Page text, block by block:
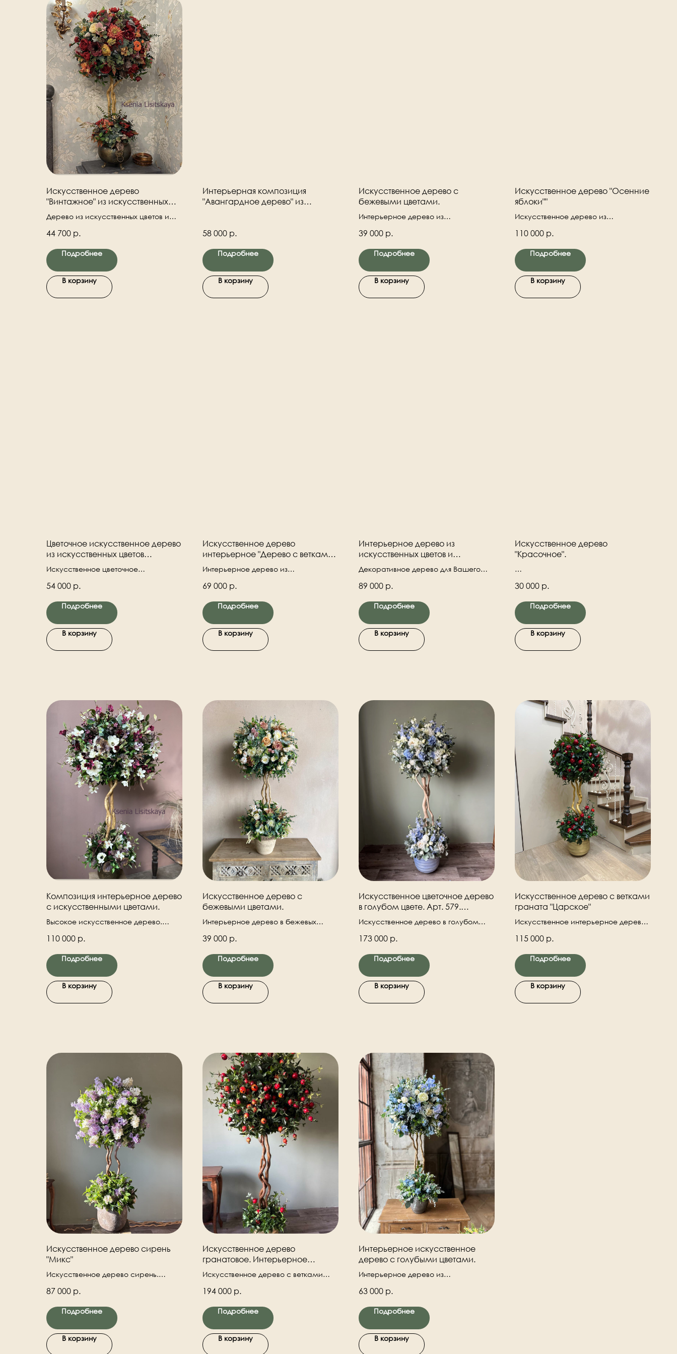
Искусственное дерево
"Винтажное" из искусственных
цветов. Декоративное дерево.
Дерево из искусственных цветов и
деревянный ствол.
44 700 р.
Подробнее
В корзину
Интерьерная композиция
"Авангардное дерево" из
58 000 р.
Подробнее
В корзину
Искусственное дерево с
бежевыми цветами.
Интерьерное дерево из
натуральный деревянный.
Украшение для дома.
39 000 р.
Подробнее
В корзину
Искусственное дерево "Осенние
яблоки""
Искусственное дерево из
натуральный деревянный ствол.
110 000 р.
Подробнее
В корзину
Цветочное искусственное дерево
из искусственных цветов
"Винтажное"
Искусственное цветочное
деревянный ствол. Авторская ручная
работа.
54 000 р.
Подробнее
В корзину
Искусственное дерево
интерьерное "Дерево с ветками
граната"
Интерьерное дерево из
Ствол - натуральное дерево.
69 000 р.
Подробнее
В корзину
Интерьерное дерево из
искусственных цветов и
декоративных веток "Цветочное"
Декоративное дерево для Вашего
деревянный.
89 000 р.
Подробнее
В корзину
Искусственное дерево
"Красочное".
искусственных цветов "Красочное".
Ствол деревянный.
30 000 р.
Подробнее
В корзину
Композиция интерьерное дерево
с искусственными цветами.
Высокое искусственное дерево.
Деревянный натуральный ствол.
110 000 р.
Подробнее
В корзину
Искусственное дерево с
бежевыми цветами.
Интерьерное дерево в бежевых
39 000 р.
Подробнее
В корзину
Искусственное цветочное дерево
в голубом цвете. Арт. 579.
Интерьерная композиция.
Высота 186 см.
Искусственное дерево в голубом
кустовыми розами. Ручная работа.
Декорированное кашпо,
декорированные натуральные
деревянные стволы. Дерево сделано
под интерьер клиента. На заказ.
173 000 р.
Подробнее
В корзину
Искусственное дерево с ветками
граната "Царское"
Искусственное интерьерное дерево
искусственными ветками в
керамическом декорированном
кашпо. Натуральный деревянный
ствол.
115 000 р.
Подробнее
В корзину
Искусственное дерево сирень
"Микс"
Искусственное дерево сирень.
сиренью в кашпо. Высота 145 см.
87 000 р.
Подробнее
В корзину
Искусственное дерево
гранатовое. Интерьерное
искусственное дерево.
Искусственное дерево с ветками
194 000 р.
Подробнее
В корзину
Интерьерное искусственное
дерево с голубыми цветами.
Интерьерное дерево из
веток премиум класса. Ствол
дерева натуральный деревянный.
63 000 р.
Подробнее
В корзину